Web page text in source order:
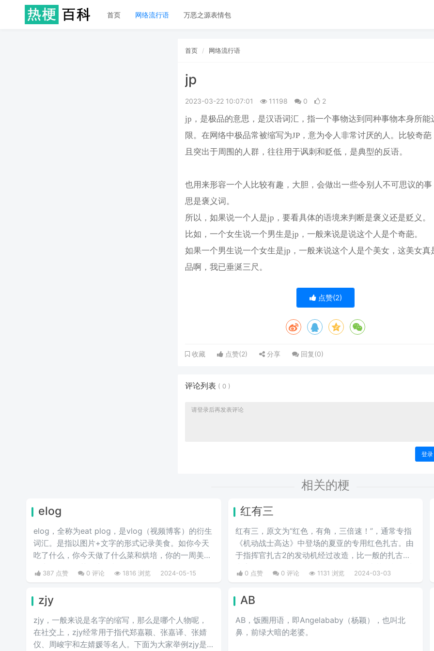
首页 网络流行语 万恶之源表情包
首页 网络流行语
jp
2023-03-22 10:07:01 11198 0 2
jp，是极品的意思，是汉语词汇，指一个事物达到同种事物本身所能
限。在网络中极品常被缩写为JP，意为令人非常讨厌的人。比较奇
且突出于周围的人群，往往用于讽刺和贬低，是典型的反语。
也用来形容一个人比较有趣，大胆，会做出一些令别人不可思议的
思是褒义词。
所以，如果说一个人是jp，要看具体的语境来判断是褒义还是贬义。
比如，一个女生说一个男生是jp，一般来说是说这个人是个奇葩。
如果一个男生说一个女生是jp，一般来说这个人是个美女，这美女真
品啊，我已垂涎三尺。
点赞(2)
收藏 点赞(2) 分享 回复(0)
评论列表 ( 0 )
登录
相关的梗
elog
elog，全称为eat plog，是vlog（视频博客）的衍生
词汇。是指以图片+文字的形式记录美食。如你今天
吃了什么，你今天做了什么菜和烘培，你的一周美食
盘点，你的奶茶盘点，都值得记录。
387 点赞 0 评论 1816 浏览 2024-05-15
红有三
红有三，原文为“红色，有角，三倍速！”，通常专指
《机动战士高达》中登场的夏亚的专用红色扎古。由
于指挥官扎古2的发动机经过改造，比一般的扎古出
力高30%，在夏亚的精准操作下，显得比其他机体快
三倍。而红色有角三倍速也被看作是夏亚登场的象
0 点赞 0 评论 1131 浏览 2024-03-03
zjy
zjy，一般来说是名字的缩写，那么是哪个人物呢，
在社交上，zjy经常用于指代郑嘉颖、张嘉译、张婧
仪、周峻宇和左婧媛等名人。下面为大家举例zjy是
AB
AB，饭圈用语，即Angelababy（杨颖），也叫北
鼻，前绿大暗的老婆。​